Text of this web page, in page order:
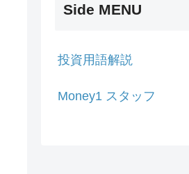
Side MENU
投資用語解説
Money1 スタッフ